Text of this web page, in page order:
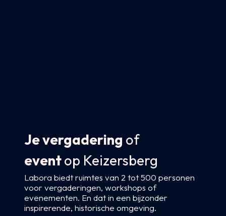
Je vergadering of
eventop Keizersberg​
Labora biedt ruimtes van 2 tot 500 personen
voor vergaderingen, workshops of
evenementen. En dat in een bijzonder
inspirerende, historische omgeving.